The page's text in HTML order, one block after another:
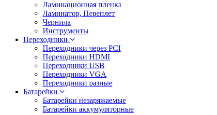
Ламинационная пленка
Ламинатор, Переплет
Чернила
Инструменты
Переходники
Переходники через PCI
Переходники HDMI
Переходники USB
Переходники VGA
Переходники разные
Батарейки
Батарейки незаряжаемые
Батарейки аккумуляторные